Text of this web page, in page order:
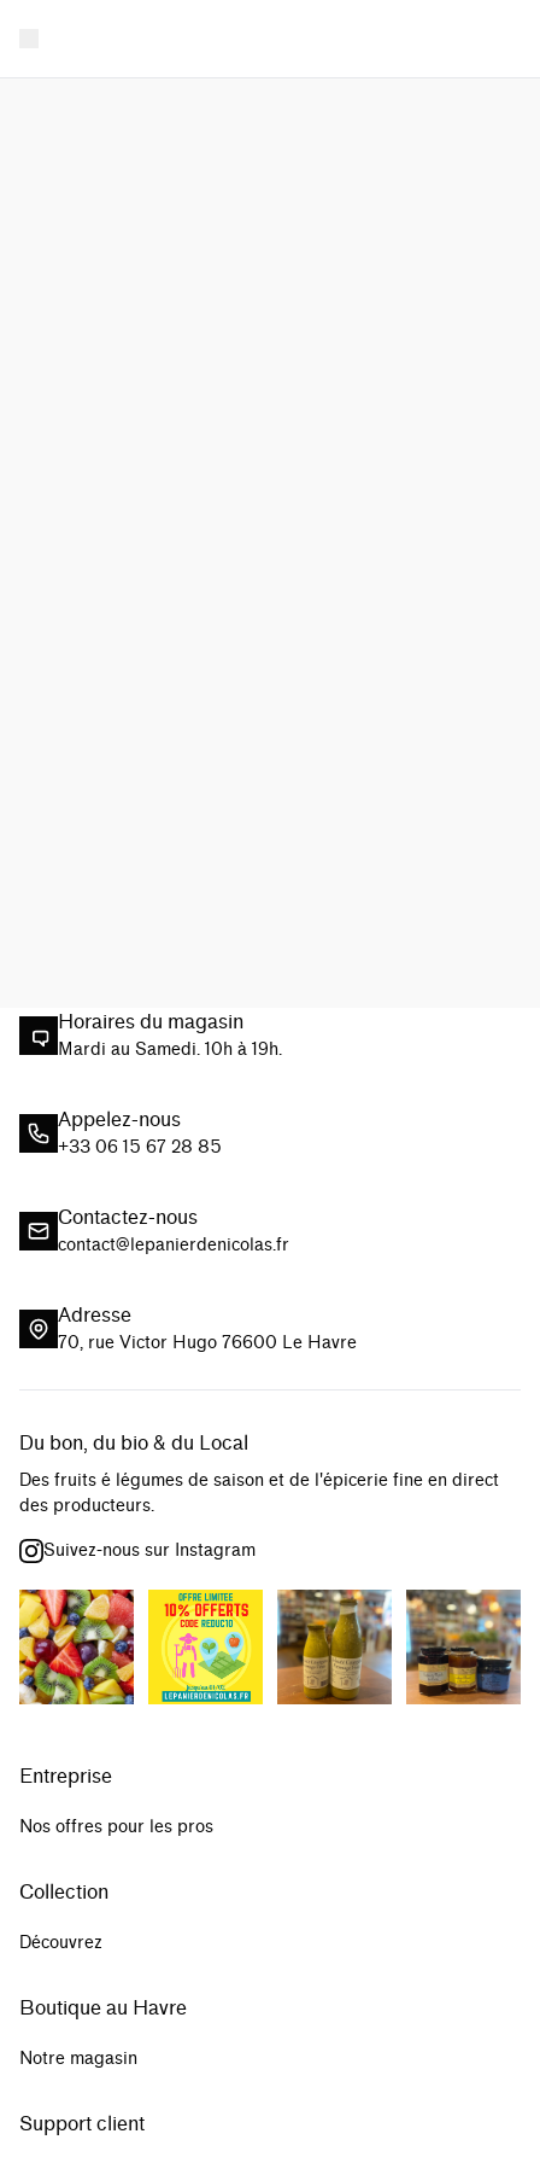
Horaires du magasin
Mardi au Samedi. 10h à 19h.
Appelez-nous
+33 06 15 67 28 85
Contactez-nous
contact@lepanierdenicolas.fr
Adresse
70, rue Victor Hugo 76600 Le Havre
Du bon, du bio & du Local
Des fruits é légumes de saison et de l'épicerie fine en direct
des producteurs.
Suivez-nous sur Instagram
Entreprise
Nos offres pour les pros
Collection
Découvrez
Boutique au Havre
Notre magasin
Support client